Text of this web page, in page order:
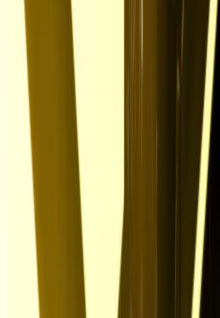
Für zukünftige Denker, Designer und kluge Köpfe
Für motivierte
Überflieger und Helden
Für Anpacker, Durchstarter und Möglichmacher
Für Organisationstalente, Experten und Teamplayer
Für Wertschöpfer, Familienmanager, Allrounder und Alltagshelden
Für Hände, die schaffen, Köpfe, die gestalten und Herzen, die
Für Macher, Denker